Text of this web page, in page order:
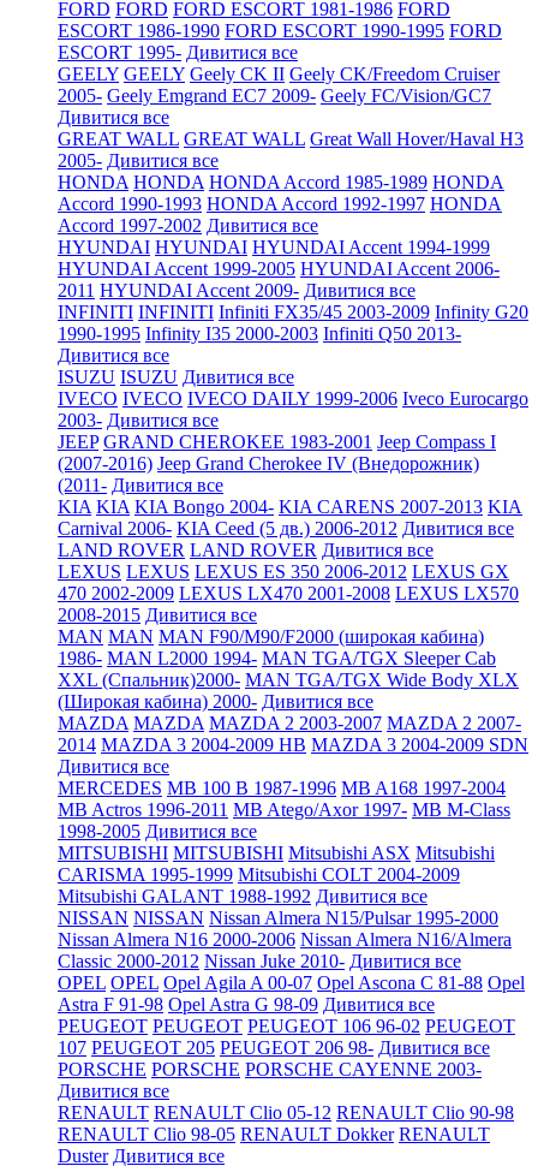
FORD FORD FORD ESCORT 1981-1986 FORD
ESCORT 1986-1990 FORD ESCORT 1990-1995 FORD
ESCORT 1995- Дивитися все
GEELY GEELY Geely CK II Geely CK/Freedom Cruiser
2005- Geely Emgrand EC7 2009- Geely FC/Vision/GC7
Дивитися все
GREAT WALL GREAT WALL Great Wall Hover/Haval H3
2005- Дивитися все
HONDA HONDA HONDA Accord 1985-1989 HONDA
Accord 1990-1993 HONDA Accord 1992-1997 HONDA
Accord 1997-2002 Дивитися все
HYUNDAI HYUNDAI HYUNDAI Accent 1994-1999
HYUNDAI Accent 1999-2005 HYUNDAI Accent 2006-
2011 HYUNDAI Accent 2009- Дивитися все
INFINITI INFINITI Infiniti FX35/45 2003-2009 Infinity G20
1990-1995 Infinity I35 2000-2003 Infiniti Q50 2013-
Дивитися все
ISUZU ISUZU Дивитися все
IVECO IVECO IVECO DAILY 1999-2006 Iveco Eurocargo
2003- Дивитися все
JEEP GRAND CHEROKEE 1983-2001 Jeep Compass I
(2007-2016) Jeep Grand Cherokee IV (Внедорожник)
(2011- Дивитися все
KIA KIA KIA Bongo 2004- KIA CARENS 2007-2013 KIA
Carnival 2006- KIA Ceed (5 дв.) 2006-2012 Дивитися все
LAND ROVER LAND ROVER Дивитися все
LEXUS LEXUS LEXUS ES 350 2006-2012 LEXUS GX
470 2002-2009 LEXUS LX470 2001-2008 LEXUS LX570
2008-2015 Дивитися все
MAN MAN MAN F90/M90/F2000 (широкая кабина)
1986- MAN L2000 1994- MAN TGA/TGX Sleeper Cab
XXL (Спальник)2000- MAN TGA/TGX Wide Body XLX
(Широкая кабина) 2000- Дивитися все
MAZDA MAZDA MAZDA 2 2003-2007 MAZDA 2 2007-
2014 MAZDA 3 2004-2009 HB MAZDA 3 2004-2009 SDN
Дивитися все
MERCEDES MB 100 B 1987-1996 MB A168 1997-2004
MB Actros 1996-2011 MB Atego/Axor 1997- MB M-Class
1998-2005 Дивитися все
MITSUBISHI MITSUBISHI Mitsubishi ASX Mitsubishi
CARISMA 1995-1999 Mitsubishi COLT 2004-2009
Mitsubishi GALANT 1988-1992 Дивитися все
NISSAN NISSAN Nissan Almera N15/Pulsar 1995-2000
Nissan Almera N16 2000-2006 Nissan Almera N16/Almera
Classic 2000-2012 Nissan Juke 2010- Дивитися все
OPEL OPEL Opel Agila A 00-07 Opel Ascona C 81-88 Opel
Astra F 91-98 Opel Astra G 98-09 Дивитися все
PEUGEOT PEUGEOT PEUGEOT 106 96-02 PEUGEOT
107 PEUGEOT 205 PEUGEOT 206 98- Дивитися все
PORSCHE PORSCHE PORSCHE CAYENNE 2003-
Дивитися все
RENAULT RENAULT Clio 05-12 RENAULT Clio 90-98
RENAULT Clio 98-05 RENAULT Dokker RENAULT
Duster Дивитися все